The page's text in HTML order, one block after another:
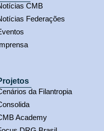
CMB
Federações
da Filantropia
Academy